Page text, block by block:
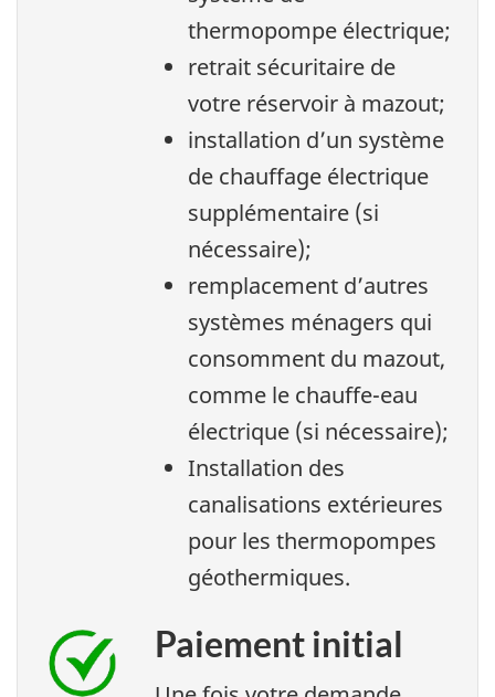
thermopompe électrique;
retrait sécuritaire de
votre réservoir à mazout;
installation d’un système
de chauffage électrique
supplémentaire (si
nécessaire);
remplacement d’autres
systèmes ménagers qui
consomment du mazout,
comme le chauffe-eau
électrique (si nécessaire);
Installation des
canalisations extérieures
pour les thermopompes
géothermiques.
Paiement initial